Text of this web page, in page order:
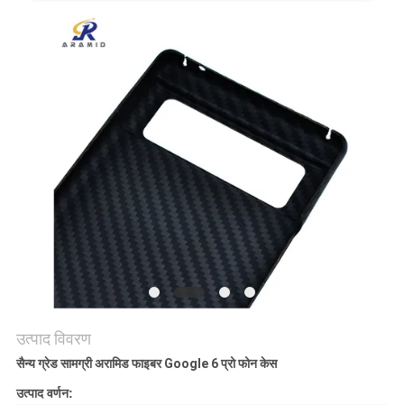
साइटमैप
PRIVACY
POLICY
उत्पाद विवरण
सैन्य ग्रेड सामग्री अरामिड फाइबर Google 6 प्रो फोन केस
उत्पाद वर्णन: